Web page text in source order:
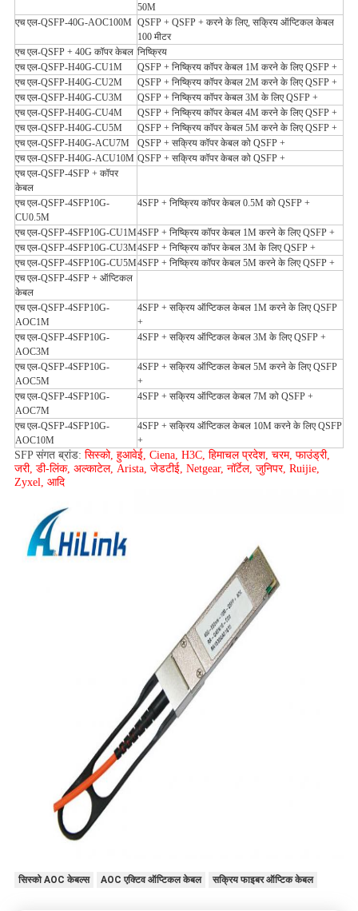
50M
एच एल-QSFP-40G-AOC100M QSFP + QSFP + करने के लिए, सक्रिय ऑप्टिकल केबल
100 मीटर
एच एल-QSFP + 40G कॉपर केबल निष्क्रिय
एच एल-QSFP-H40G-CU1M
QSFP + निष्क्रिय कॉपर केबल 1M करने के लिए QSFP +
एच एल-QSFP-H40G-CU2M
QSFP + निष्क्रिय कॉपर केबल 2M करने के लिए QSFP +
एच एल-QSFP-H40G-CU3M
QSFP + निष्क्रिय कॉपर केबल 3M के लिए QSFP +
एच एल-QSFP-H40G-CU4M
QSFP + निष्क्रिय कॉपर केबल 4M करने के लिए QSFP +
एच एल-QSFP-H40G-CU5M
QSFP + निष्क्रिय कॉपर केबल 5M करने के लिए QSFP +
एच एल-QSFP-H40G-ACU7M
QSFP + सक्रिय कॉपर केबल को QSFP +
एच एल-QSFP-H40G-ACU10M QSFP + सक्रिय कॉपर केबल को QSFP +
एच एल-QSFP-4SFP + कॉपर
केबल
एच एल-QSFP-4SFP10G-
CU0.5M
4SFP + निष्क्रिय कॉपर केबल 0.5M को QSFP +
एच एल-QSFP-4SFP10G-CU1M4SFP + निष्क्रिय कॉपर केबल 1M करने के लिए QSFP +
एच एल-QSFP-4SFP10G-CU3M4SFP + निष्क्रिय कॉपर केबल 3M के लिए QSFP +
एच एल-QSFP-4SFP10G-CU5M4SFP + निष्क्रिय कॉपर केबल 5M करने के लिए QSFP +
एच एल-QSFP-4SFP + ऑप्टिकल
केबल
एच एल-QSFP-4SFP10G-
AOC1M
4SFP + सक्रिय ऑप्टिकल केबल 1M करने के लिए QSFP
+
एच एल-QSFP-4SFP10G-
AOC3M
4SFP + सक्रिय ऑप्टिकल केबल 3M के लिए QSFP +
एच एल-QSFP-4SFP10G-
AOC5M
4SFP + सक्रिय ऑप्टिकल केबल 5M करने के लिए QSFP
+
एच एल-QSFP-4SFP10G-
AOC7M
4SFP + सक्रिय ऑप्टिकल केबल 7M को QSFP +
एच एल-QSFP-4SFP10G-
AOC10M
4SFP + सक्रिय ऑप्टिकल केबल 10M करने के लिए QSFP
+
SFP संगत ब्रांड: सिस्को, हुआवेई, Ciena, H3C, हिमाचल प्रदेश, चरम, फाउंड्री,
जरी, डी-लिंक, अल्काटेल, Arista, जेडटीई, Netgear, नॉर्टेल, जुनिपर, Ruijie,
Zyxel, आदि
सिस्को AOC केबल्स AOC एक्टिव ऑप्टिकल केबल सक्रिय फाइबर ऑप्टिक केबल